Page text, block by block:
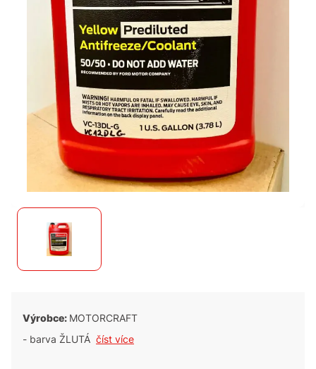
Výrobce: MOTORCRAFT
- barva ŽLUTÁ číst více